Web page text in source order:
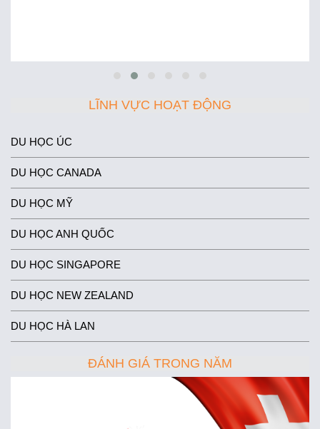
LĨNH VỰC HOẠT ĐỘNG
DU HỌC ÚC
DU HỌC CANADA
DU HỌC MỸ
DU HỌC ANH QUỐC
DU HỌC SINGAPORE
DU HỌC NEW ZEALAND
DU HỌC HÀ LAN
ĐÁNH GIÁ TRONG NĂM